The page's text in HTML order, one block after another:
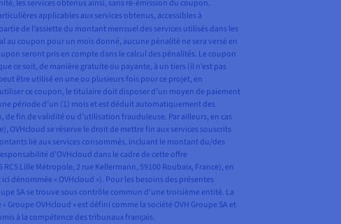
les services obtenus ainsi, sans ré-émission du coupon.
applicables aux services obtenus, accessibles à
de l’assiette du montant mensuel des services utilisés dans les
au coupon pour un mois donné, aucune pénalité ne sera versé en
seront pris en compte dans le calcul des pénalités. Le coupon
ce soit, de manière gratuite ou payante, à un tiers (il n’est pas
être utilisé en une ou plusieurs fois pour ce projet, en
ce coupon, le titulaire doit disposer d’un moyen de paiement
période d’un (1) mois et est déduit automatiquement des
fin de validité ou d’utilisation frauduleuse. Par ailleurs, en cas
se réserve le droit de mettre fin aux services souscrits
lié aux services consommés, incluant le montant du/des
d’OVHcloud dans le cadre de cette offre
Lille Métropole, 2 rue Kellermann, 59100 Roubaix, France), en
dénommée « OVHcloud »). Pour les besoins des présentes
SA se trouve sous contrôle commun d’une troisième entité. La
OVHcloud » est défini comme la société OVH Groupe SA et
à la compétence des tribunaux français.